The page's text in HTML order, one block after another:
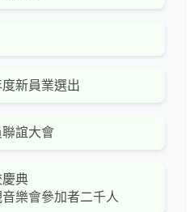
新員業選出
誼大會
典
樂會參加者二千人